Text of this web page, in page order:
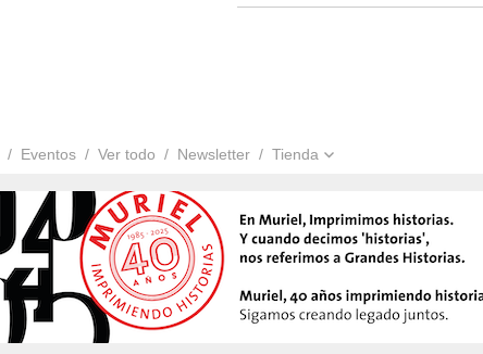
Eventos Ver todo Newsletter Tienda